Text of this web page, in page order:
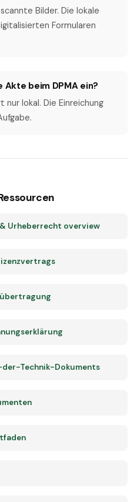
Bilder. Die lokale
Formularen
Akte beim DPMA ein?
nur lokal. Die Einreichung
Urheberrecht overview
Technik-Dokuments